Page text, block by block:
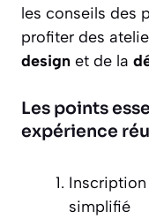
les conseils des
profiter des
design et de la
Les points
expérience
simplifié